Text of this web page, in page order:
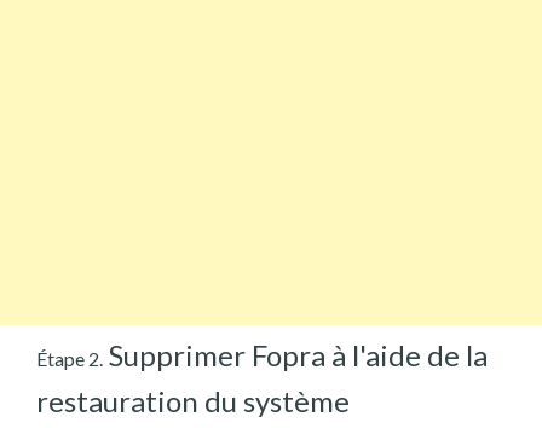
Étape 2. Supprimer Fopra à l'aide de la
restauration du système